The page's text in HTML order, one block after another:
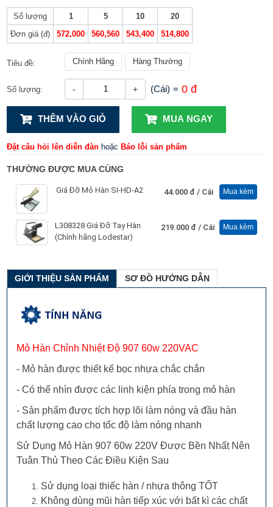
Số lượng
Đơn giá (đ)
1
572,000
5
560,560
10
543,400
20
514,800
Tiêu đề: Chính Hãng Hàng Thường
Số lượng: - + (Cái) = 0 đ
THÊM VÀO GIỎ MUA NGAY
Đặt câu hỏi lên diễn đàn hoặc Báo lỗi sản phẩm
THƯỜNG ĐƯỢC MUA CÙNG
Giá Đỡ Mỏ Hàn SI-HD-A2 44.000 đ / Cái Mua kèm
L308328 Giá Đỡ Tay Hàn
(Chính hãng Lodestar)
219.000 đ / Cái Mua kèm
6337-0.6 Thiếc hàn YiHUA 100.000 đ/ cuộn Mua kèm
Mỡ Hàn Làm Bóng Mối Hàn
GIỚI THIỆU SẢN PHẨM SƠ ĐỒ HƯỚNG DẪN
Mỏ Hàn Chỉnh Nhiệt Độ 907 60w 220VAC
- Mỏ hàn được thiết kế bọc nhựa chắc chắn
- Có thể nhìn được các linh kiện phía trong mỏ hàn
- Sản phẩm được tích hợp lõi làm nóng và đầu hàn
chất lượng cao cho tốc độ làm nóng nhanh
Sử Dụng Mỏ Hàn 907 60w 220V Được Bền Nhất Nên
Tuân Thủ Theo Các Điều Kiện Sau
Sử dụng loại thiếc hàn / nhựa thông TỐT
Không dùng mũi hàn tiếp xúc với bất kì các chất